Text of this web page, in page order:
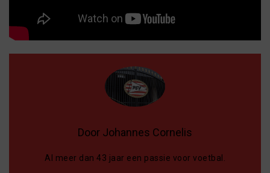
Door Johannes Cornelis
Al meer dan 43 jaar een passie voor voetbal.